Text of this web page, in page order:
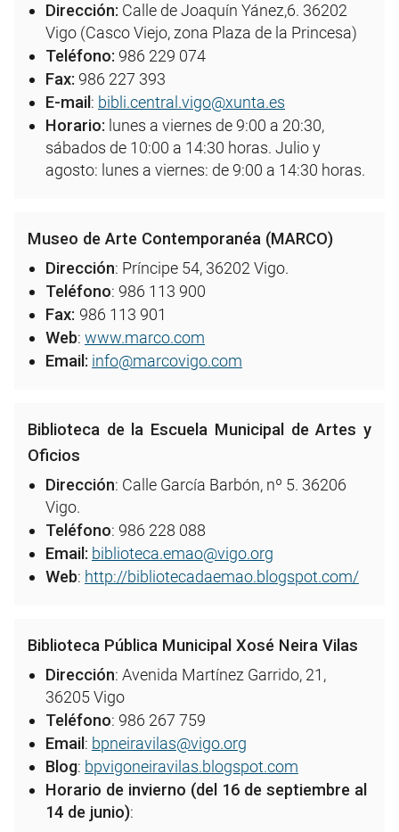
Dirección: Calle de Joaquín Yánez,6. 36202
Vigo (Casco Viejo, zona Plaza de la Princesa)
Teléfono: 986 229 074
Fax: 986 227 393
E-mail : bibli.central.vigo@xunta.es
Horario: lunes a viernes de 9:00 a 20:30,
sábados de 10:00 a 14:30 horas. Julio y
agosto: lunes a viernes: de 9:00 a 14:30 horas.
Museo de Arte Contemporanéa (MARCO)
Dirección: Príncipe 54, 36202 Vigo.
Teléfono: 986 113 900
Fax: 986 113 901
Web: www.marco.com
Email: info@marcovigo.com
Biblioteca de la Escuela Municipal de Artes y
Oficios
Dirección: Calle García Barbón, nº 5. 36206
Vigo.
Teléfono: 986 228 088
Email: biblioteca.emao@vigo.org
Web: http://bibliotecadaemao.blogspot.com/
Biblioteca Pública Municipal Xosé Neira Vilas
Dirección: Avenida Martínez Garrido, 21,
36205 Vigo
Teléfono: 986 267 759
Email : bpneiravilas@vigo.org
Blog: bpvigoneiravilas.blogspot.com
Horario de invierno (del 16 de septiembre al
14 de junio):